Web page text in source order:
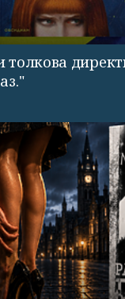
толкова